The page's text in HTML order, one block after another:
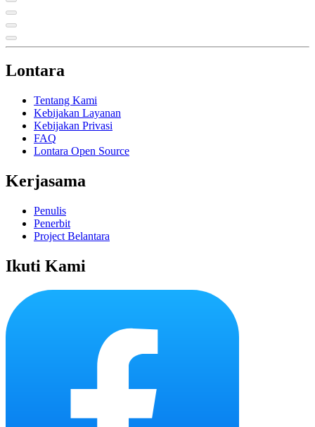
Lontara
Tentang Kami
Kebijakan Layanan
Kebijakan Privasi
FAQ
Lontara Open Source
Kerjasama
Penulis
Penerbit
Project Belantara
Ikuti Kami